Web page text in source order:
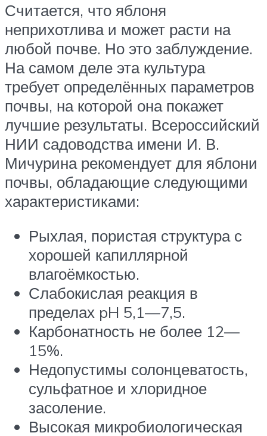
Считается, что яблоня
неприхотлива и может расти на
любой почве. Но это заблуждение.
На самом деле эта культура
требует определённых параметров
почвы, на которой она покажет
лучшие результаты. Всероссийский
НИИ садоводства имени И. В.
Мичурина рекомендует для яблони
почвы, обладающие следующими
характеристиками:
Рыхлая, пористая структура с
хорошей капиллярной
влагоёмкостью.
Слабокислая реакция в
пределах pH 5,1—7,5.
Карбонатность не более 12—
15%.
Недопустимы солонцеватость,
сульфатное и хлоридное
засоление.
Высокая микробиологическая